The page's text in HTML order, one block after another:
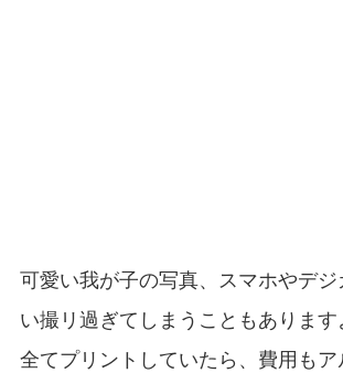
可愛い我が子の写真、スマホやデ
い撮リ過ぎてしまうこともあります
全てプリントしていたら、費用も